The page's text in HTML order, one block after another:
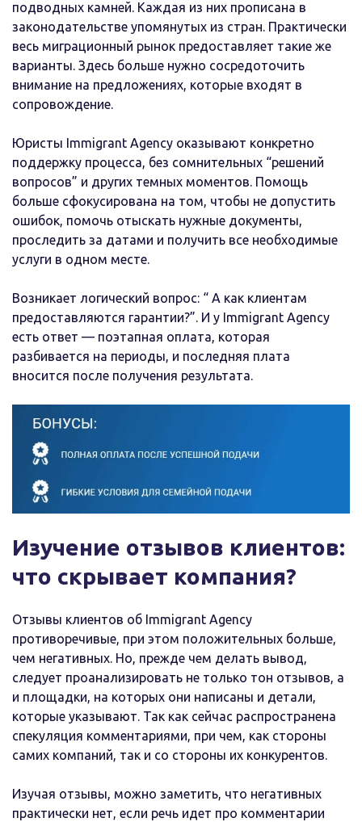
подводных камней. Каждая из них прописана в
законодательстве упомянутых из стран. Практически
весь миграционный рынок предоставляет такие же
варианты. Здесь больше нужно сосредоточить
внимание на предложениях, которые входят в
сопровождение.
Юристы Immigrant Agency оказывают конкретно
поддержку процесса, без сомнительных “решений
вопросов” и других темных моментов. Помощь
больше сфокусирована на том, чтобы не допустить
ошибок, помочь отыскать нужные документы,
проследить за датами и получить все необходимые
услуги в одном месте.
Возникает логический вопрос: “ А как клиентам
предоставляются гарантии?”. И у Immigrant Agency
есть ответ — поэтапная оплата, которая
разбивается на периоды, и последняя плата
вносится после получения результата.
Изучение отзывов клиентов:
что скрывает компания?
Отзывы клиентов об Immigrant Agency
противоречивые, при этом положительных больше,
чем негативных. Но, прежде чем делать вывод,
следует проанализировать не только тон отзывов, а
и площадки, на которых они написаны и детали,
которые указывают. Так как сейчас распространена
спекуляция комментариями, при чем, как стороны
самих компаний, так и со стороны их конкурентов.
Изучая отзывы, можно заметить, что негативных
практически нет, если речь идет про комментарии